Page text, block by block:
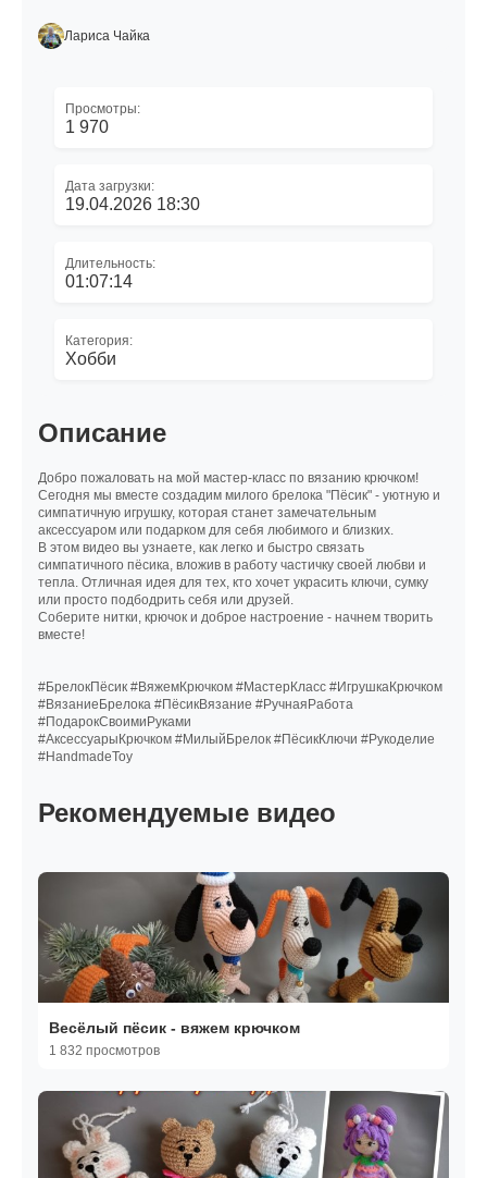
Лариса Чайка
Просмотры:
1 970
Дата загрузки:
19.04.2026 18:30
Длительность:
01:07:14
Категория:
Хобби
Описание
Добро пожаловать на мой мастер-класс по вязанию крючком!
Сегодня мы вместе создадим милого брелока "Пёсик" - уютную и
симпатичную игрушку, которая станет замечательным
аксессуаром или подарком для себя любимого и близких.
В этом видео вы узнаете, как легко и быстро связать
симпатичного пёсика, вложив в работу частичку своей любви и
тепла. Отличная идея для тех, кто хочет украсить ключи, сумку
или просто подбодрить себя или друзей.
Соберите нитки, крючок и доброе настроение - начнем творить
вместе!
#БрелокПёсик #ВяжемКрючком #МастерКласс #ИгрушкаКрючком
#ВязаниеБрелока #ПёсикВязание #РучнаяРабота
#ПодарокСвоимиРуками
#АксессуарыКрючком #МилыйБрелок #ПёсикКлючи #Рукоделие
#HandmadeToy
Рекомендуемые видео
Весёлый пёсик - вяжем крючком
1 832 просмотров